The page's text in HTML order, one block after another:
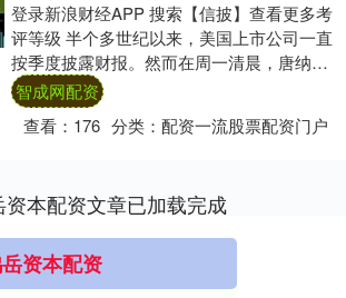
登录新浪财经APP 搜索【信披】查看更多考
评等级 半个多世纪以来，美国上市公司一直
按季度披露财报。然而在周一清晨，唐纳
德・特朗普总统通过一系列社交媒体帖子，
重新....
智成网配资
查看： 176 分类：配资一流股票配资门户
资本配资文章已加载完成
资本配资